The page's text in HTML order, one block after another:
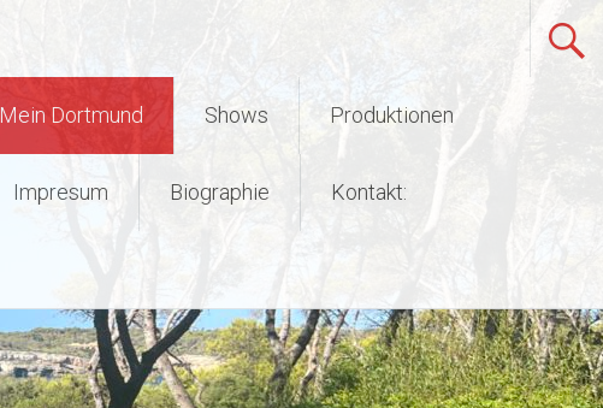
Mein Dortmund Shows Produktionen
Impresum Biographie Kontakt: